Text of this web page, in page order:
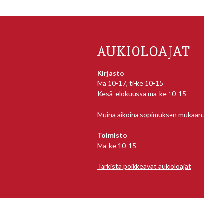
AUKIOLOAJAT
Kirjasto
Ma 10-17, ti-ke 10-15
Kesä-elokuussa ma-ke 10-15
Muina aikoina sopimuksen mukaan.
Toimisto
Ma-ke 10-15
Tarkista poikkeavat aukioloajat